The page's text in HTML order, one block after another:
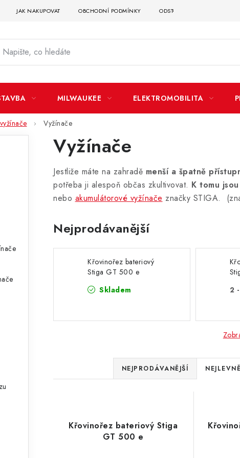
JAK NAKUPOVAT OBCHODNÍ PODMÍNKY ODSTOUPENÍ OD SMLOUVY
MILWAUKEE ELEKTROMOBILITA
Vyžínače
Vyžínače
Jestliže máte na zahradě menší a špatně
potřeba ji alespoň občas zkultivovat. K tomu
nebo akumulátorové vyžínače značky STIGA.
Nejprodávanější
Křovinořez bateriový
Stiga GT 500 e
Skladem
2
Ř
a
e
n
NEJPRODÁVANĚJŠÍ
Křovinořez bateriový Stiga
GT 500 e